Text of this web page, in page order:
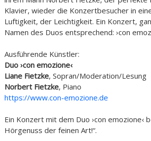
Klavier, wieder die Konzertbesucher in
Luftigkeit, der Leichtigkeit. Ein Konzert,
Namen des Duos entsprechend: ›con
Ausführende Künstler:
Duo ›con emozione‹
Liane Fietzke, Sopran/Moderation/Lesung
Norbert Fietzke, Piano
https://www.con-emozione.de
Ein Konzert mit dem Duo ›con emozione‹
Hörgenuss der feinen Art!“.